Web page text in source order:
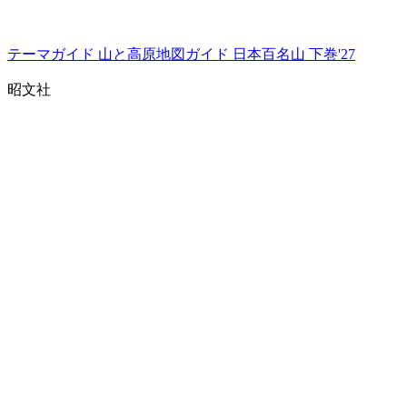
テーマガイド 山と高原地図ガイド 日本百名山 下巻'27
昭文社